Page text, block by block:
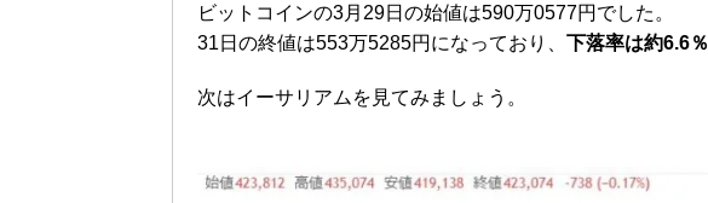
ビットコインの3月29日の始値は590万0577円でした。
31日の終値は553万5285円になっており、 下落率は約6.6％
次はイーサリアムを見てみましょう。